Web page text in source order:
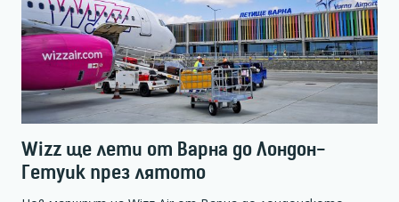
Wizz ще лети от Варна до Лондон-
Гетуик през лятото